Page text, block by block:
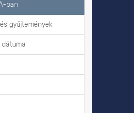
ban
gyűjtemények
dátuma